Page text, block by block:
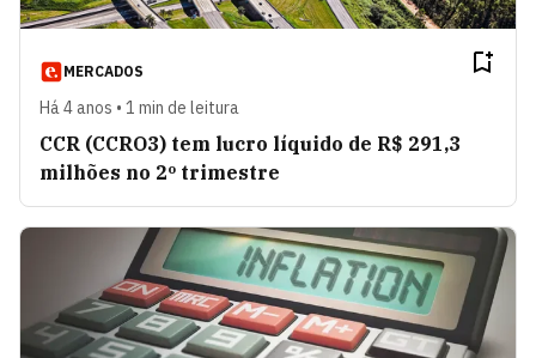
MERCADOS
Há 4 anos • 1 min de leitura
CCR (CCRO3) tem lucro líquido de R$ 291,3
milhões no 2º trimestre